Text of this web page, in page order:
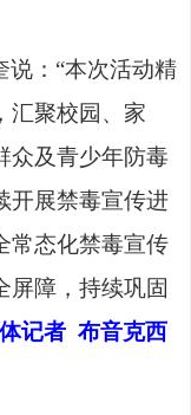
： “本次活动精
汇聚校园、家
众及青少年防毒
开展禁毒宣传进
常态化禁毒宣传
屏障，持续巩固
记者 布音克西